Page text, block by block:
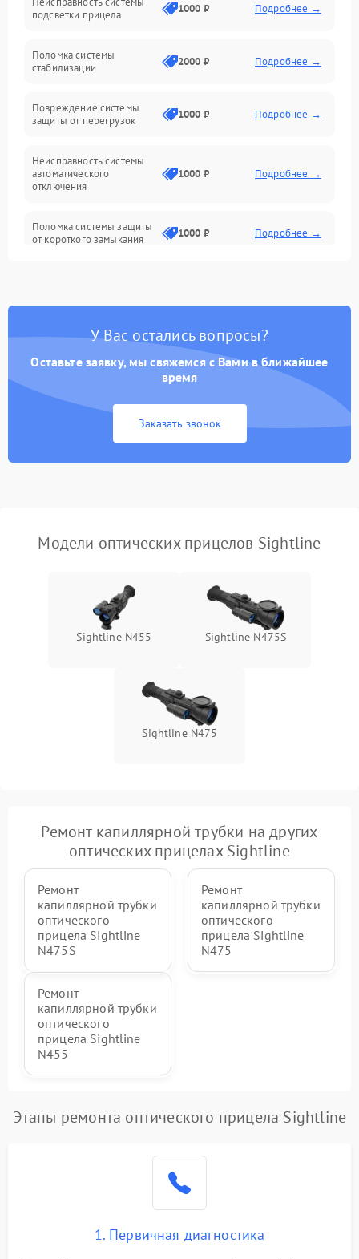
Неисправность фокусировки и оптики
Электропитание
Механика
Корпус/Герметичность
подсветки прицела
1000 ₽ Подробнее →
Поломка системы
стабилизации
2000 ₽ Подробнее →
Повреждение системы
защиты от перегрузок
1000 ₽ Подробнее →
Неисправность системы
автоматического
отключения
1000 ₽ Подробнее →
Поломка системы защиты
от короткого замыкания
1000 ₽ Подробнее →
Неисправность системы
перенапряжения
1000 ₽ Подробнее →
Неисправность системы
защиты от замыкания
1000 ₽
защиты от перегрева
У Вас остались вопросы?
Оставьте заявку, мы свяжемся с Вами в ближайшее
время
Заказать звонок
Модели оптических прицелов Sightline
Sightline N455 Sightline N475S
Sightline N475
Ремонт капиллярной трубки на других
оптических прицелах Sightline
Ремонт
капиллярной трубки
оптического
прицела Sightline
N475S
Ремонт
капиллярной трубки
оптического
прицела Sightline
N475
Ремонт
капиллярной трубки
оптического
прицела Sightline
N455
Этапы ремонта оптического прицела Sightline
1. Первичная диагностика